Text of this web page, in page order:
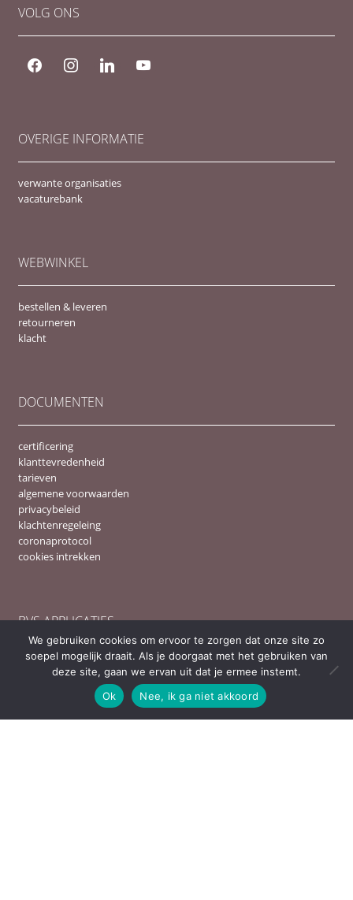
VOLG ONS
OVERIGE INFORMATIE
verwante organisaties
vacaturebank
WEBWINKEL
bestellen & leveren
retourneren
klacht
DOCUMENTEN
certificering
klanttevredenheid
tarieven
algemene voorwaarden
privacybeleid
klachtenregeleing
coronaprotocol
cookies intrekken
BVS APPLICATIES
mijn leerlijn
We gebruiken cookies om ervoor te zorgen dat onze site zo
soepel mogelijk draait. Als je doorgaat met het gebruiken van
deze site, gaan we ervan uit dat je ermee instemt.
Ok
Nee, ik ga niet akkoord